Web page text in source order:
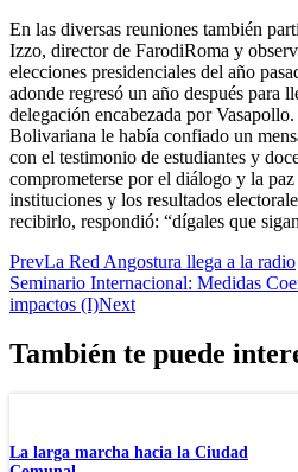
En las diversas reuniones también
Izzo, director de FarodiRoma y
elecciones presidenciales del año
adonde regresó un año después para
delegación encabezada por
Bolivariana le había confiado un
con el testimonio de estudiantes y
comprometerse por el diálogo y la
instituciones y los resultados
recibirlo, respondió: “dígales que
PrevLa Red Angostura llega a la radio
Seminario Internacional: Medidas
impactos (I)Next
También te puede
La larga marcha hacia la Ciudad